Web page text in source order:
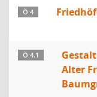
Ö 4
Ö 4.1
Alter